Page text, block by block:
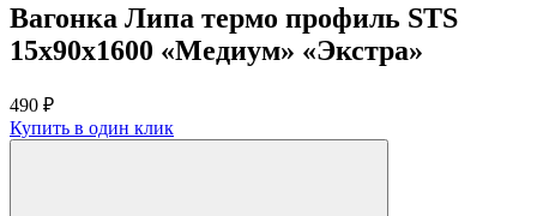
Вагонка Липа термо профиль STS
15х90х1600 «Медиум» «Экстра»
490 ₽
Купить в один клик